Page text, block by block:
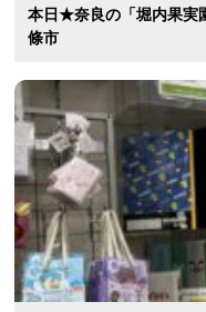
本日★奈良の「堀内果実
條市